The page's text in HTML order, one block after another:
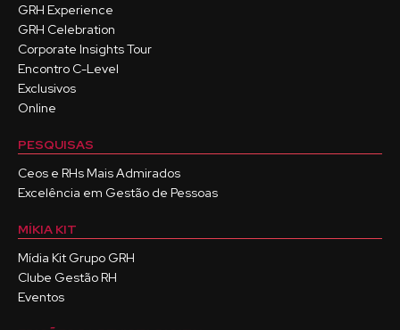
GRH Experience
GRH Celebration
Corporate Insights Tour
Encontro C-Level
Exclusivos
Online
PESQUISAS
Ceos e RHs Mais Admirados
Excelência em Gestão de Pessoas
MÍKIA KIT
Mídia Kit Grupo GRH
Clube Gestão RH
Eventos